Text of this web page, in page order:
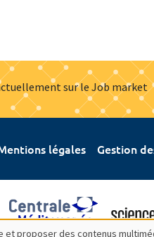
sur le Job market
légales Gestion
proposer des contenus